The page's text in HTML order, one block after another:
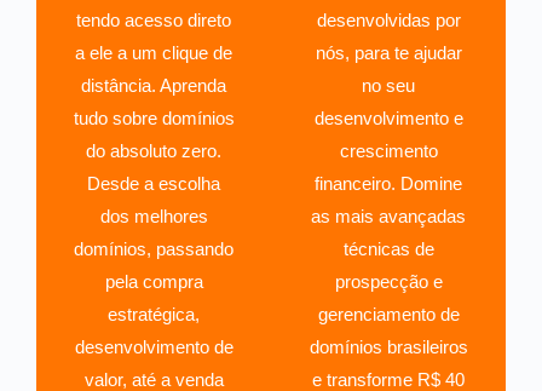
tendo acesso direto
a ele a um clique de
distância. Aprenda
tudo sobre domínios
do absoluto zero.
Desde a escolha
dos melhores
domínios, passando
pela compra
estratégica,
desenvolvimento de
valor, até a venda
desenvolvidas por
nós, para te ajudar
no seu
desenvolvimento e
crescimento
financeiro. Domine
as mais avançadas
técnicas de
prospecção e
gerenciamento de
domínios brasileiros
e transforme R$ 40